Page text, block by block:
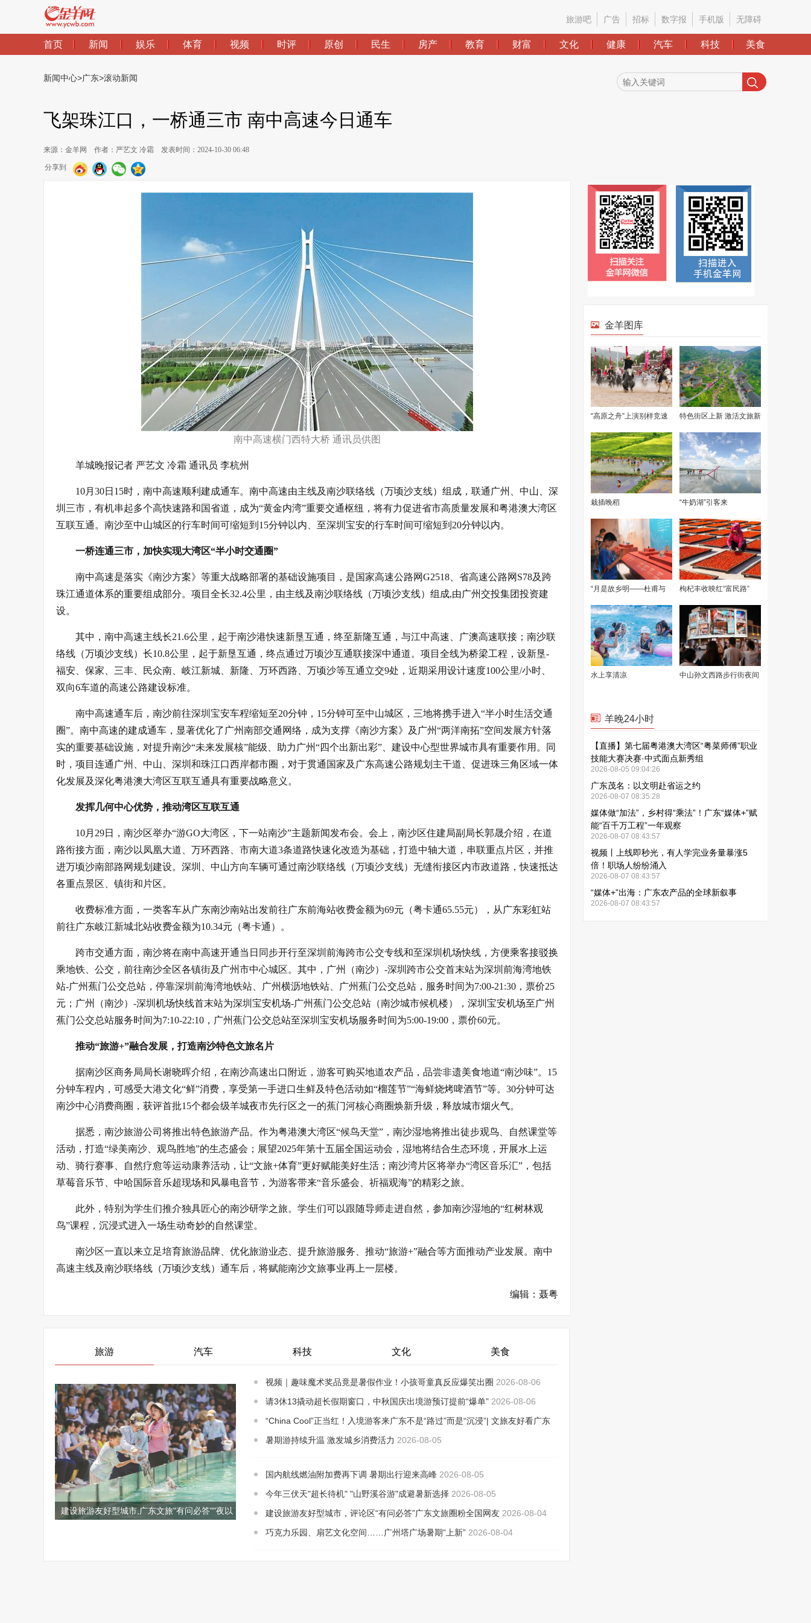
旅游吧 广告 招标 数字报 手机版 无障碍
首页 新闻 娱乐 体育 视频 时评 原创 民生 房产 教育 财富 文化 健康 汽车 科技 美食
新闻中心>广东>滚动新闻
飞架珠江口，一桥通三市 南中高速今日通车
来源：金羊网 作者：严艺文 冷霜 发表时间：2024-10-30 06:48
分享到
南中高速横门西特大桥 通讯员供图
羊城晚报记者 严艺文 冷霜 通讯员 李杭州
10月30日15时，南中高速顺利建成通车。南中高速由主线及南沙联络线（万顷沙支线）组成，联通广州、中山、深
圳三市，有机串起多个高快速路和国省道，成为“黄金内湾”重要交通枢纽，将有力促进省市高质量发展和粤港澳大湾区
互联互通。南沙至中山城区的行车时间可缩短到15分钟以内、至深圳宝安的行车时间可缩短到20分钟以内。
一桥连通三市，加快实现大湾区“半小时交通圈”
南中高速是落实《南沙方案》等重大战略部署的基础设施项目，是国家高速公路网G2518、省高速公路网S78及跨
珠江通道体系的重要组成部分。项目全长32.4公里，由主线及南沙联络线（万顷沙支线）组成,由广州交投集团投资建
设。
其中，南中高速主线长21.6公里，起于南沙港快速新垦互通，终至新隆互通，与江中高速、广澳高速联接；南沙联
络线（万顷沙支线）长10.8公里，起于新垦互通，终点通过万顷沙互通联接深中通道。项目全线为桥梁工程，设新垦-
福安、保家、三丰、民众南、岐江新城、新隆、万环西路、万顷沙等互通立交9处，近期采用设计速度100公里/小时、
双向6车道的高速公路建设标准。
南中高速通车后，南沙前往深圳宝安车程缩短至20分钟，15分钟可至中山城区，三地将携手进入“半小时生活交通
圈”。南中高速的建成通车，显著优化了广州南部交通网络，成为支撑《南沙方案》及广州“两洋南拓”空间发展方针落
实的重要基础设施，对提升南沙“未来发展核”能级、助力广州“四个出新出彩”、建设中心型世界城市具有重要作用。同
时，项目连通广州、中山、深圳和珠江口西岸都市圈，对于贯通国家及广东高速公路规划主干道、促进珠三角区域一体
化发展及深化粤港澳大湾区互联互通具有重要战略意义。
发挥几何中心优势，推动湾区互联互通
10月29日，南沙区举办“游GO大湾区，下一站南沙”主题新闻发布会。会上，南沙区住建局副局长郭晟介绍，在道
路衔接方面，南沙以凤凰大道、万环西路、市南大道3条道路快速化改造为基础，打造中轴大道，串联重点片区，并推
进万顷沙南部路网规划建设。深圳、中山方向车辆可通过南沙联络线（万顷沙支线）无缝衔接区内市政道路，快速抵达
各重点景区、镇街和片区。
收费标准方面，一类客车从广东南沙南站出发前往广东前海站收费金额为69元（粤卡通65.55元），从广东彩虹站
前往广东岐江新城北站收费金额为10.34元（粤卡通）。
跨市交通方面，南沙将在南中高速开通当日同步开行至深圳前海跨市公交专线和至深圳机场快线，方便乘客接驳换
乘地铁、公交，前往南沙全区各镇街及广州市中心城区。其中，广州（南沙）-深圳跨市公交首末站为深圳前海湾地铁
站-广州蕉门公交总站，停靠深圳前海湾地铁站、广州横沥地铁站、广州蕉门公交总站，服务时间为7:00-21:30，票价25
元；广州（南沙）-深圳机场快线首末站为深圳宝安机场-广州蕉门公交总站（南沙城市候机楼），深圳宝安机场至广州
蕉门公交总站服务时间为7:10-22:10，广州蕉门公交总站至深圳宝安机场服务时间为5:00-19:00，票价60元。
推动“旅游+”融合发展，打造南沙特色文旅名片
据南沙区商务局局长谢晓晖介绍，在南沙高速出口附近，游客可购买地道农产品，品尝非遗美食地道“南沙味”。15
分钟车程内，可感受大港文化“鲜”消费，享受第一手进口生鲜及特色活动如“榴莲节”“海鲜烧烤啤酒节”等。30分钟可达
南沙中心消费商圈，获评首批15个都会级羊城夜市先行区之一的蕉门河核心商圈焕新升级，释放城市烟火气。
据悉，南沙旅游公司将推出特色旅游产品。作为粤港澳大湾区“候鸟天堂”，南沙湿地将推出徒步观鸟、自然课堂等
活动，打造“绿美南沙、观鸟胜地”的生态盛会；展望2025年第十五届全国运动会，湿地将结合生态环境，开展水上运
动、骑行赛事、自然疗愈等运动康养活动，让“文旅+体育”更好赋能美好生活；南沙湾片区将举办“湾区音乐汇”，包括
草莓音乐节、中哈国际音乐超现场和风暴电音节，为游客带来“音乐盛会、祈福观海”的精彩之旅。
此外，特别为学生们推介独具匠心的南沙研学之旅。学生们可以跟随导师走进自然，参加南沙湿地的“红树林观
鸟”课程，沉浸式进入一场生动奇妙的自然课堂。
南沙区一直以来立足培育旅游品牌、优化旅游业态、提升旅游服务、推动“旅游+”融合等方面推动产业发展。南中
高速主线及南沙联络线（万顷沙支线）通车后，将赋能南沙文旅事业再上一层楼。
编辑：聂粤